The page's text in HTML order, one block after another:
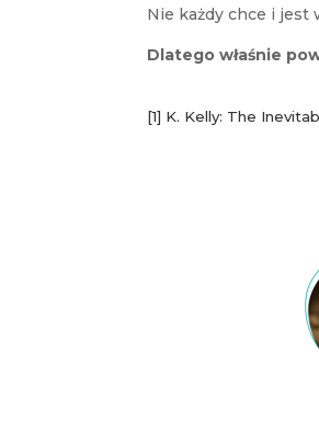
Nie każdy chce i jest
Dlatego właśnie
[1] K. Kelly: The